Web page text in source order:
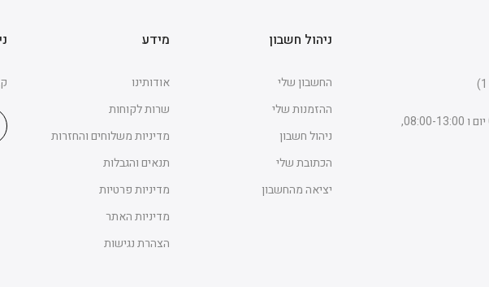
ניהול חשבון
החשבון שלי
ההזמנות שלי
ניהול חשבון
הכתובת שלי
יציאה מהחשבון
מידע
אודותינו
שרות לקוחות
מדיניות משלוחים והחזרות
תנאים והגבלות
מדיניות פרטיות
מדיניות האתר
הצהרת נגישות